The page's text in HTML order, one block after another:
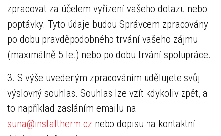
zpracovat za účelem vyřízení vašeho dotazu nebo
poptávky. Tyto údaje budou Správcem zpracovány
po dobu pravděpodobného trvání vašeho zájmu
(maximálně 5 let) nebo po dobu trvání spolupráce.
3. S výše uvedeným zpracováním udělujete svůj
výslovný souhlas. Souhlas lze vzít kdykoliv zpět, a
to například zasláním emailu na
suna@instaltherm.cz nebo dopisu na kontaktní